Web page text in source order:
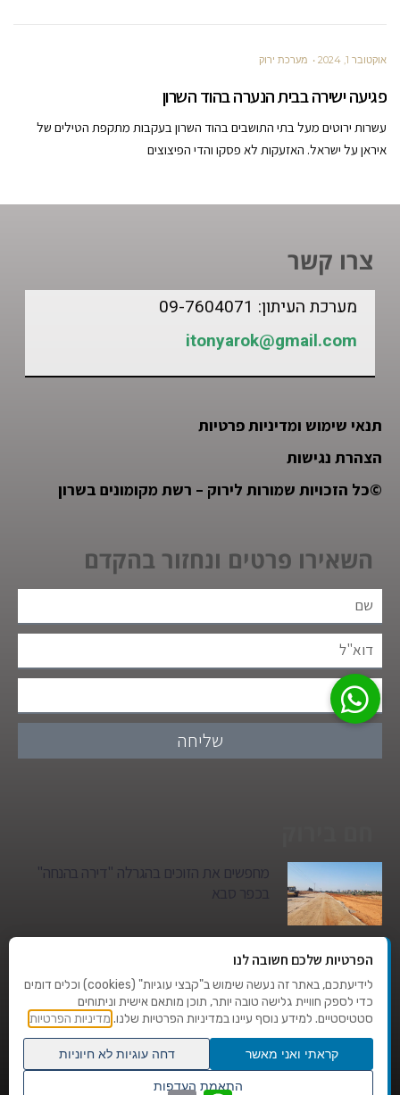
אוקטובר 1, 2024 מערכת ירוק
פגיעה ישירה בבית הנערה בהוד השרון
עשרות ירוטים מעל בתי התושבים בהוד השרון בעקבות מתקפת הטילים של
איראן על ישראל. האזעקות לא פסקו והדי הפיצוצים
צרו קשר
מערכת העיתון: 09-7604071
itonyarok@gmail.com
תנאי שימוש ומדיניות פרטיות
הצהרת נגישות
©כל הזכויות שמורות לירוק – רשת מקומונים בשרון
השאירו פרטים ונחזור בהקדם
שליחה
מחפשים את הזוכים בהגרלה "דירה בהנחה"
בכפר סבא
גן הילדים של מרים סיטי יהפוך למגדל מגורים:
סגירת מעגל היסטורית במגדיאל
טרגדיה בצהרי היום: בן 80 נהרג על מעבר
החצייה בהוד השרון
גלילה
הפרטיות שלכם חשובה לנו
לידיעתכם, באתר זה נעשה שימוש ב"קבצי עוגיות" (cookies) וכלים דומים
כדי לספק חוויית גלישה טובה יותר, תוכן מותאם אישית וניתוחים
סטטיסטיים. למידע נוסף עיינו במדיניות הפרטיות שלנו. מדיניות הפרטיות
קראתי ואני מאשר
דחה עוגיות לא חיוניות
התאמת העדפות